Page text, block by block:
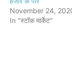
November 24,
In "स्टॉक मार्केट"